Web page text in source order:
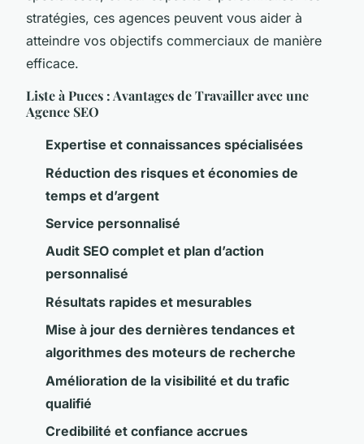
stratégies, ces agences peuvent vous aider à
atteindre vos objectifs commerciaux de manière
efficace.
Liste à Puces : Avantages de Travailler avec une
Agence SEO
Expertise et connaissances spécialisées
Réduction des risques et économies de
temps et d’argent
Service personnalisé
Audit SEO complet et plan d’action
personnalisé
Résultats rapides et mesurables
Mise à jour des dernières tendances et
algorithmes des moteurs de recherche
Amélioration de la visibilité et du trafic
qualifié
Credibilité et confiance accrues